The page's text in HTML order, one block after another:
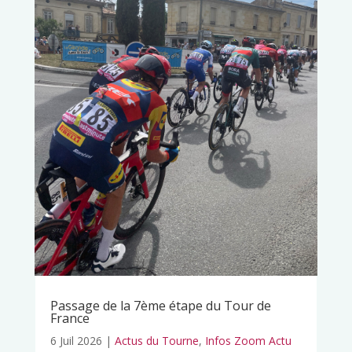
Passage de la 7ème étape du Tour de
France
6 Juil 2026 | Actus du Tourne, Infos Zoom Actu